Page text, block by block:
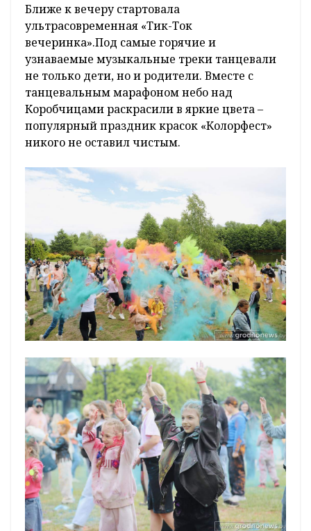
Ближе к вечеру стартовала
ультрасовременная «Тик-Ток
вечеринка».Под самые горячие и
узнаваемые музыкальные треки танцевали
не только дети, но и родители. Вместе с
танцевальным марафоном небо над
Коробчицами раскрасили в яркие цвета –
популярный праздник красок «Колорфест»
никого не оставил чистым.